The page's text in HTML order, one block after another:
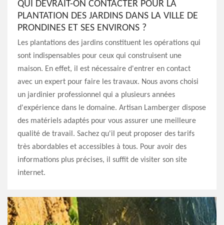
QUI DEVRAIT-ON CONTACTER POUR LA
PLANTATION DES JARDINS DANS LA VILLE DE
PRONDINES ET SES ENVIRONS ?
Les plantations des jardins constituent les opérations qui
sont indispensables pour ceux qui construisent une
maison. En effet, il est nécessaire d'entrer en contact
avec un expert pour faire les travaux. Nous avons choisi
un jardinier professionnel qui a plusieurs années
d'expérience dans le domaine. Artisan Lamberger dispose
des matériels adaptés pour vous assurer une meilleure
qualité de travail. Sachez qu'il peut proposer des tarifs
très abordables et accessibles à tous. Pour avoir des
informations plus précises, il suffit de visiter son site
internet.